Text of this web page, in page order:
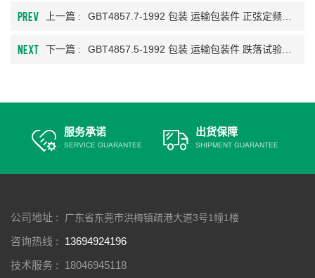
PREV 上一篇 :
NEXT 下一篇 :
服务承诺
SERVICE GUARANTEE
出货保障
SHIPMENT GUARANTEE
公司地址 : 广东省东莞市洪梅镇疏港大道3号1幢1楼
咨询热线 :
13694924196
技术服务 :
18046945118